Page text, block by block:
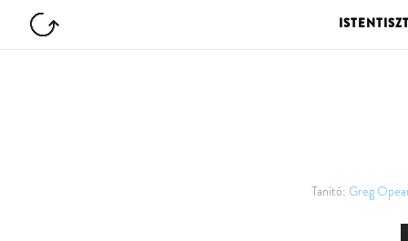
Tanító: Greg